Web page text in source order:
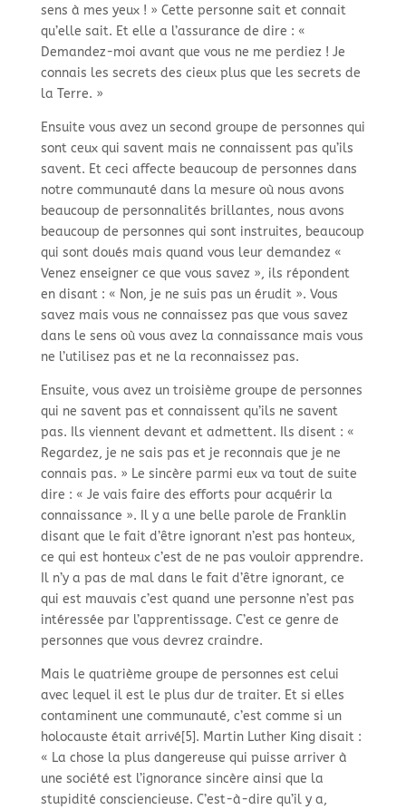
sens à mes yeux ! » Cette personne sait et connait
qu’elle sait. Et elle a l’assurance de dire : «
Demandez-moi avant que vous ne me perdiez ! Je
connais les secrets des cieux plus que les secrets de
la Terre. »
Ensuite vous avez un second groupe de personnes qui
sont ceux qui savent mais ne connaissent pas qu’ils
savent. Et ceci affecte beaucoup de personnes dans
notre communauté dans la mesure où nous avons
beaucoup de personnalités brillantes, nous avons
beaucoup de personnes qui sont instruites, beaucoup
qui sont doués mais quand vous leur demandez «
Venez enseigner ce que vous savez », ils répondent
en disant : « Non, je ne suis pas un érudit ». Vous
savez mais vous ne connaissez pas que vous savez
dans le sens où vous avez la connaissance mais vous
ne l’utilisez pas et ne la reconnaissez pas.
Ensuite, vous avez un troisième groupe de personnes
qui ne savent pas et connaissent qu’ils ne savent
pas. Ils viennent devant et admettent. Ils disent : «
Regardez, je ne sais pas et je reconnais que je ne
connais pas. » Le sincère parmi eux va tout de suite
dire : « Je vais faire des efforts pour acquérir la
connaissance ». Il y a une belle parole de Franklin
disant que le fait d’être ignorant n’est pas honteux,
ce qui est honteux c’est de ne pas vouloir apprendre.
Il n’y a pas de mal dans le fait d’être ignorant, ce
qui est mauvais c’est quand une personne n’est pas
intéressée par l’apprentissage. C’est ce genre de
personnes que vous devrez craindre.
Mais le quatrième groupe de personnes est celui
avec lequel il est le plus dur de traiter. Et si elles
contaminent une communauté, c’est comme si un
holocauste était arrivé[5]. Martin Luther King disait :
« La chose la plus dangereuse qui puisse arriver à
une société est l’ignorance sincère ainsi que la
stupidité consciencieuse. C’est-à-dire qu’il y a,